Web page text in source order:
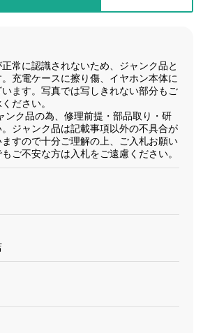
常に認識されないため、ジャンク品と
充電ケースに擦り傷、イヤホン本体に
ます。写真では写しきれない部分もご
ださい。
ンク品の為、修理前提・部品取り・研
ジャンク品は記載事項以外の不具合が
すので十分ご理解の上、ご入札お願い
ご不安な方は入札をご遠慮ください。